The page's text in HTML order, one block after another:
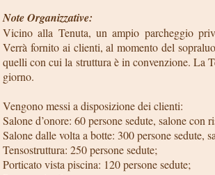
Note Organizzative:
Vicino alla Tenuta, un ampio parcheggio
Verrà fornito ai clienti, al momento del
quelli con cui la struttura è in convenzione. La
giorno.
Vengono messi a disposizione dei clienti:
Salone d’onore: 60 persone sedute, salone con
Salone dalle volta a botte: 300 persone sedute,
Tensostruttura: 250 persone sedute;
Porticato vista piscina: 120 persone sedute;